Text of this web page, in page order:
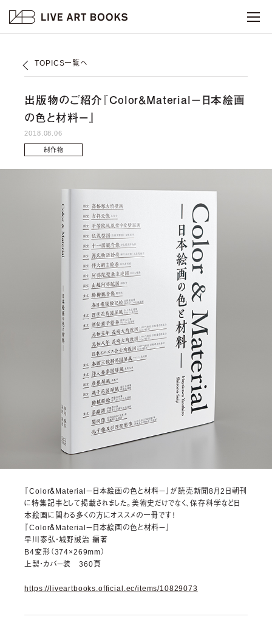
TOPICS一覧へ
出版物のご紹介『Color＆Material－日本絵画
の色と材料－』
2018.08.06
制作物
『Color＆Material－日本絵画の色と材料－』が読売新聞8月2日朝刊
に特集記事として掲載されました。美術史だけでなく、保存科学など日
本絵画に関わる多くの方にオススメの一冊です！
『Color＆Material－日本絵画の色と材料－』
早川泰弘・城野誠治 編著
B4変形（374×269mm）
上製・カバー装 360頁
https://liveartbooks.official.ec/items/10829073